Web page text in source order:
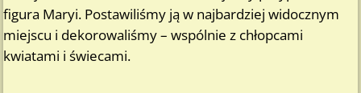
figura Maryi. Postawiliśmy ją w najbardziej widocznym
miejscu i dekorowaliśmy – wspólnie z chłopcami
kwiatami i świecami.